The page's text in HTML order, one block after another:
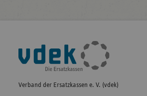
Fußleisten-
Navigation
Verband der Ersatzkassen e. V. (vdek)